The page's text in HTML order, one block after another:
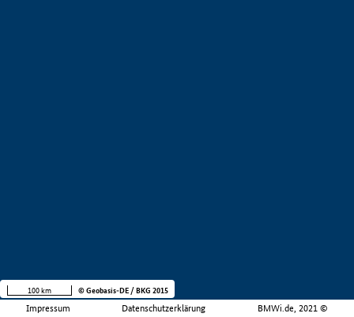
Impressum Datenschutzerklärung BMWi.de, 2021 ©
100 km © Geobasis-DE / BKG 2015